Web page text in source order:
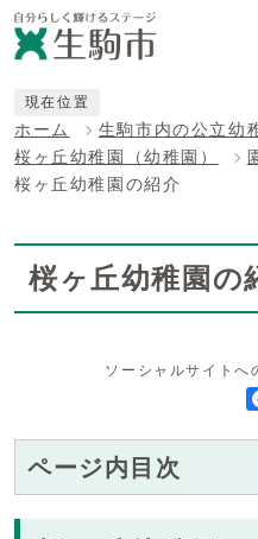
現在位置
ホーム
生駒市内の公立幼
桜ヶ丘幼稚園（幼稚園）
桜ヶ丘幼稚園の紹介
桜ヶ丘幼稚園の
ソーシャルサイトへ
ページ内目次